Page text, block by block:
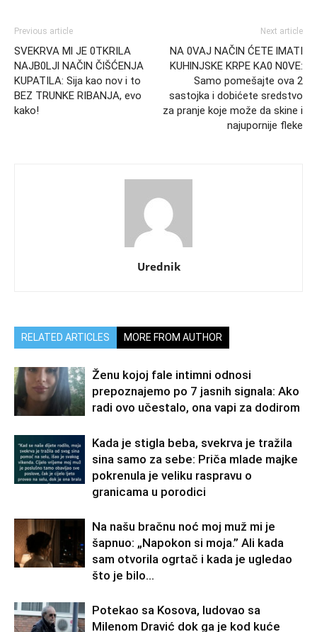
Previous article
SVEKRVA Ml JE 0TKRILA
NAJB0LJl NAČlN ČlŠĆENJA
KUPATILA: Sija kao nov i to
BEZ TRUNKE RIBANJA, evo
kako!
Next article
NA 0VAJ NAČlN ĆETE lMATI
KUHlNJSKE KRPE KA0 N0VE:
Samo pomešajte ova 2
sastojka i dobićete sredstvo
za pranje koje može da skine i
najupornije fleke
Urednik
RELATED ARTICLES MORE FROM AUTHOR
Ženu kojoj fale intimni odnosi
prepoznajemo po 7 jasnih signala: Ako
radi ovo učestalo, ona vapi za dodirom
Kada je stigla beba, svekrva je tražila
sina samo za sebe: Priča mlade majke
pokrenula je veliku raspravu o
granicama u porodici
Na našu bračnu noć moj muž mi je
šapnuo: „Napokon si moja.” Ali kada
sam otvorila ogrtač i kada je ugledao
što je bilo...
Potekao sa Kosova, ludovao sa
Milenom Dravić dok ga je kod kuće